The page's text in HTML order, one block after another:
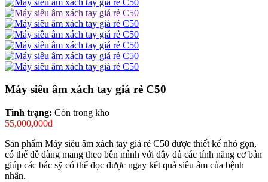
Máy siêu âm xách tay giá rẻ C50
Tình trạng: Còn trong kho
55,000,000đ
Sản phẩm Máy siêu âm xách tay giá rẻ C50 được thiết kế nhỏ gọn,
có thể dễ dàng mang theo bên mình với đầy đủ các tính năng cơ bản
giúp các bác sỹ có thể đọc được ngay kết quả siêu âm của bệnh
nhân.